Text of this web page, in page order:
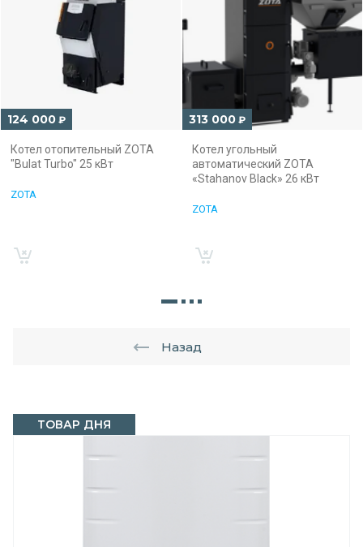
ТОВАР ДНЯ
124 000 ₽
Котел отопительный ZOTA
"Bulat Turbo" 25 кВт
ZOTA
313 000 ₽
Котел угольный
автоматический ZOTA
«Stahanov Black» 26 кВт
ZOTA
Назад